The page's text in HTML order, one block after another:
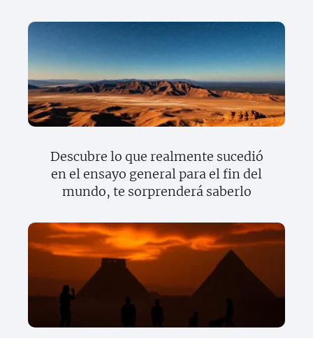
Descubre lo que realmente sucedió
en el ensayo general para el fin del
mundo, te sorprenderá saberlo